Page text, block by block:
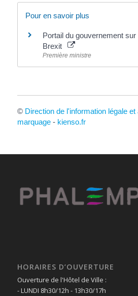
Pour en savoir plus
Portail du gouvernement
Brexit
Première ministre
© Direction de l'information légale
marquage- kienso.fr
HORAIRES D’OUVERTURE
Ouverture de l'Hôtel de Ville :
- LUNDI 8h30/12h - 13h30/17h